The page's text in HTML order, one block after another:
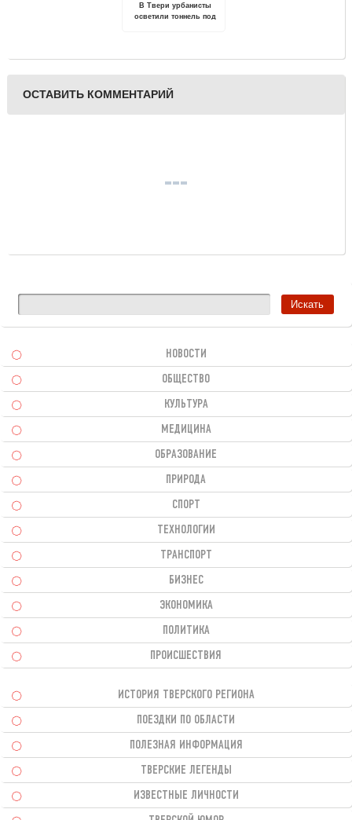
В Твери урбанисты
осветили тоннель под
ОСТАВИТЬ КОММЕНТАРИЙ
НОВОСТИ
ОБЩЕСТВО
КУЛЬТУРА
МЕДИЦИНА
ОБРАЗОВАНИЕ
ПРИРОДА
СПОРТ
ТЕХНОЛОГИИ
ТРАНСПОРТ
БИЗНЕС
ЭКОНОМИКА
ПОЛИТИКА
ПРОИСШЕСТВИЯ
ИСТОРИЯ ТВЕРСКОГО РЕГИОНА
ПОЕЗДКИ ПО ОБЛАСТИ
ПОЛЕЗНАЯ ИНФОРМАЦИЯ
ТВЕРСКИЕ ЛЕГЕНДЫ
ИЗВЕСТНЫЕ ЛИЧНОСТИ